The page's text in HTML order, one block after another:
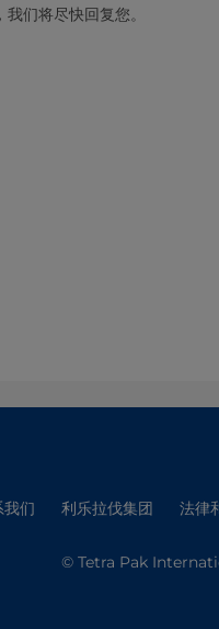
我们将尽快回复您。
我们 利乐拉伐集团 法律
© Tetra Pak